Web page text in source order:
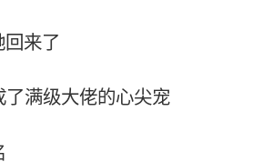
来了
满级大佬的心尖宠